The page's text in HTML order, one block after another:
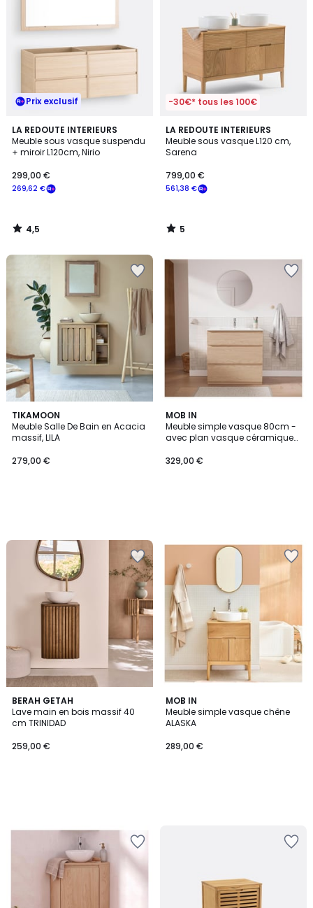
Prix exclusif
LA REDOUTE INTERIEURS
Meuble sous vasque suspendu
+ miroir L120cm, Nirio
269,62 €
299,00 €
4,5
/ 5
4,5
/
-30€* tous les 100€
LA REDOUTE INTERIEURS
Meuble sous vasque L120 cm,
Sarena
561,38 €
799,00 €
5
/
5
5
/
TIKAMOON
Meuble Salle De Bain en Acacia
massif, LILA
279,00 €
MOB IN
Meuble simple vasque 80cm -
avec plan vasque céramique
329,00 €
BERAH GETAH
Lave main en bois massif 40
cm TRINIDAD
259,00 €
MOB IN
Meuble simple vasque chêne
ALASKA
289,00 €